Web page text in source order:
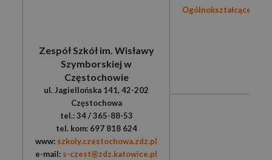
Zespół Szkół im. Wisławy
Szymborskiej w
Częstochowie
ul. Jagiellońska 141, 42-202
Częstochowa
tel.: 34 / 365-88-53
tel. kom: 697 818 624
www: szkoly.czestochowa.zdz.pl
e-mail: s-czest@zdz.katowice.pl
Ogólnokształcące